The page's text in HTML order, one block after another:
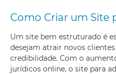
Como Criar um Site
Um site bem estruturado é
desejam atrair novos
credibilidade. Com o
jurídicos online, o site para